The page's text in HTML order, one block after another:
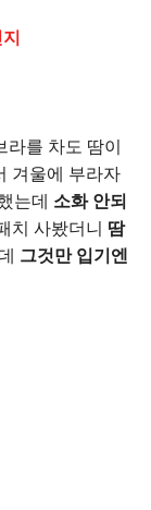
라를 차도 땀이
겨울에 부라자
는데 소화 안되
치 사봤더니 땀
그것만 입기엔